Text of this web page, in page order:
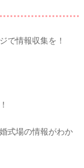
で情報収集を！
式場の情報がわか